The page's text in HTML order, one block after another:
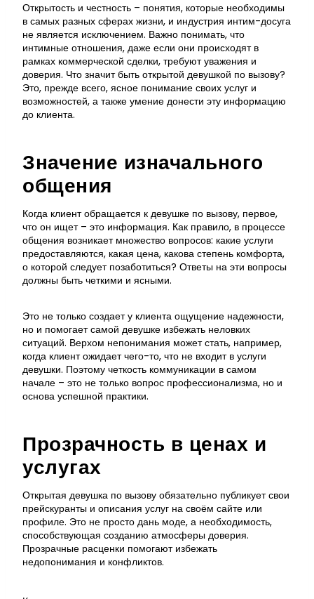
Открытость и честность – понятия, которые необходимы
в самых разных сферах жизни, и индустрия интим-досуга
не является исключением. Важно понимать, что
интимные отношения, даже если они происходят в
рамках коммерческой сделки, требуют уважения и
доверия. Что значит быть открытой девушкой по вызову?
Это, прежде всего, ясное понимание своих услуг и
возможностей, а также умение донести эту информацию
до клиента.
Значение изначального
общения
Когда клиент обращается к девушке по вызову, первое,
что он ищет – это информация. Как правило, в процессе
общения возникает множество вопросов: какие услуги
предоставляются, какая цена, какова степень комфорта,
о которой следует позаботиться? Ответы на эти вопросы
должны быть четкими и ясными.
Это не только создает у клиента ощущение надежности,
но и помогает самой девушке избежать неловких
ситуаций. Верхом непонимания может стать, например,
когда клиент ожидает чего-то, что не входит в услуги
девушки. Поэтому четкость коммуникации в самом
начале – это не только вопрос профессионализма, но и
основа успешной практики.
Прозрачность в ценах и
услугах
Открытая девушка по вызову обязательно публикует свои
прейскуранты и описания услуг на своём сайте или
профиле. Это не просто дань моде, а необходимость,
способствующая созданию атмосферы доверия.
Прозрачные расценки помогают избежать
недопонимания и конфликтов.